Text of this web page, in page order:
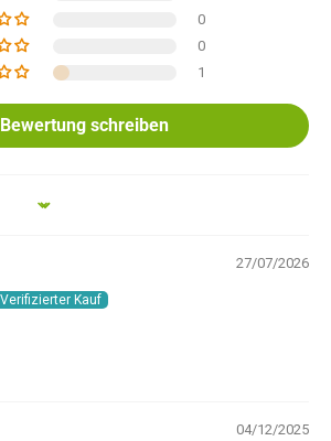
0
0
1
Bewertung schreiben
27/07/2026
04/12/2025